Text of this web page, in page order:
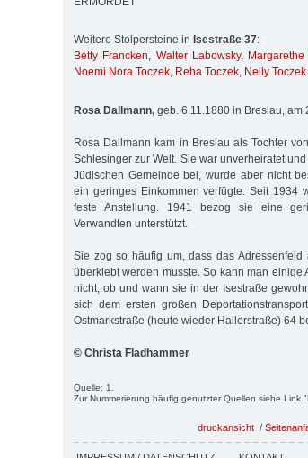
Weitere Stolpersteine in Isestraße 37:
Betty Francken, Walter Labowsky,
Noemi Nora Toczek, Reha Toczek, Nelly Toczek
Rosa Dallmann, geb. 6.11.1880 in Breslau,
Rosa Dallmann kam in Breslau als Tochter
Schlesinger zur Welt. Sie war unverheiratet
Jüdi­schen Gemeinde bei, wurde aber nicht
ein geringes Einkommen verfügte. Seit 1934
feste Anstellung. 1941 bezog sie eine
Verwandten unterstützt.
Sie zog so häufig um, dass das
überklebt werden musste. So kann man
nicht, ob und wann sie in der Isestraße
sich dem ersten großen
Ostmarkstraße (heute wieder Hallerstraße) 64
© Christa Fladhammer
Quelle: 1.
Zur Nummerierung häufig genutzter Quellen siehe Link
druckansicht /